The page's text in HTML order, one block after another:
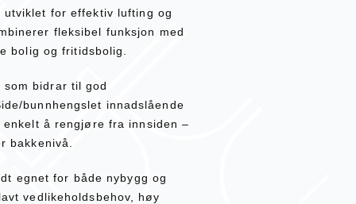
utviklet for effektiv lufting og
fleksibel funksjon med
bolig og fritidsbolig.
bidrar til god
bunnhengslet innadslående
å rengjøre fra innsiden –
bakkenivå.
egnet for både nybygg og
vedlikeholdsbehov, høy